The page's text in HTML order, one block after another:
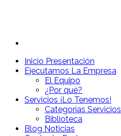
Inicio Presentación
Ejecutamos La Empresa
El Equipo
¿Por qué?
Servicios ¡Lo Tenemos!
Categorías Servicios
Biblioteca
Blog Noticias